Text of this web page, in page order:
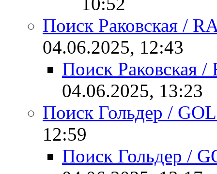
Поиск Раковская /
04.06.2025, 12:43
Поиск Раковская
04.06.2025, 13:23
Поиск Гольдер /
12:59
Поиск Гольдер /